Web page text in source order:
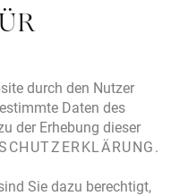
durch den Nutzer
Daten des
der Erhebung dieser
Sie dazu berechtigt,